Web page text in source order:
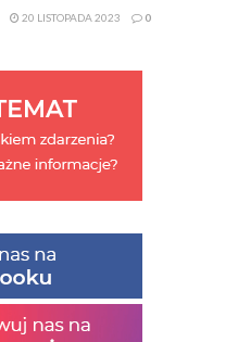
20 LISTOPADA 2023 0